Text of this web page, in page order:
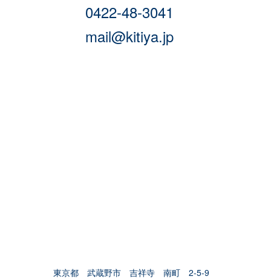
0422-48-3041
mail@kitiya.jp
東京都 武蔵野市 吉祥寺 南町 2-5-9